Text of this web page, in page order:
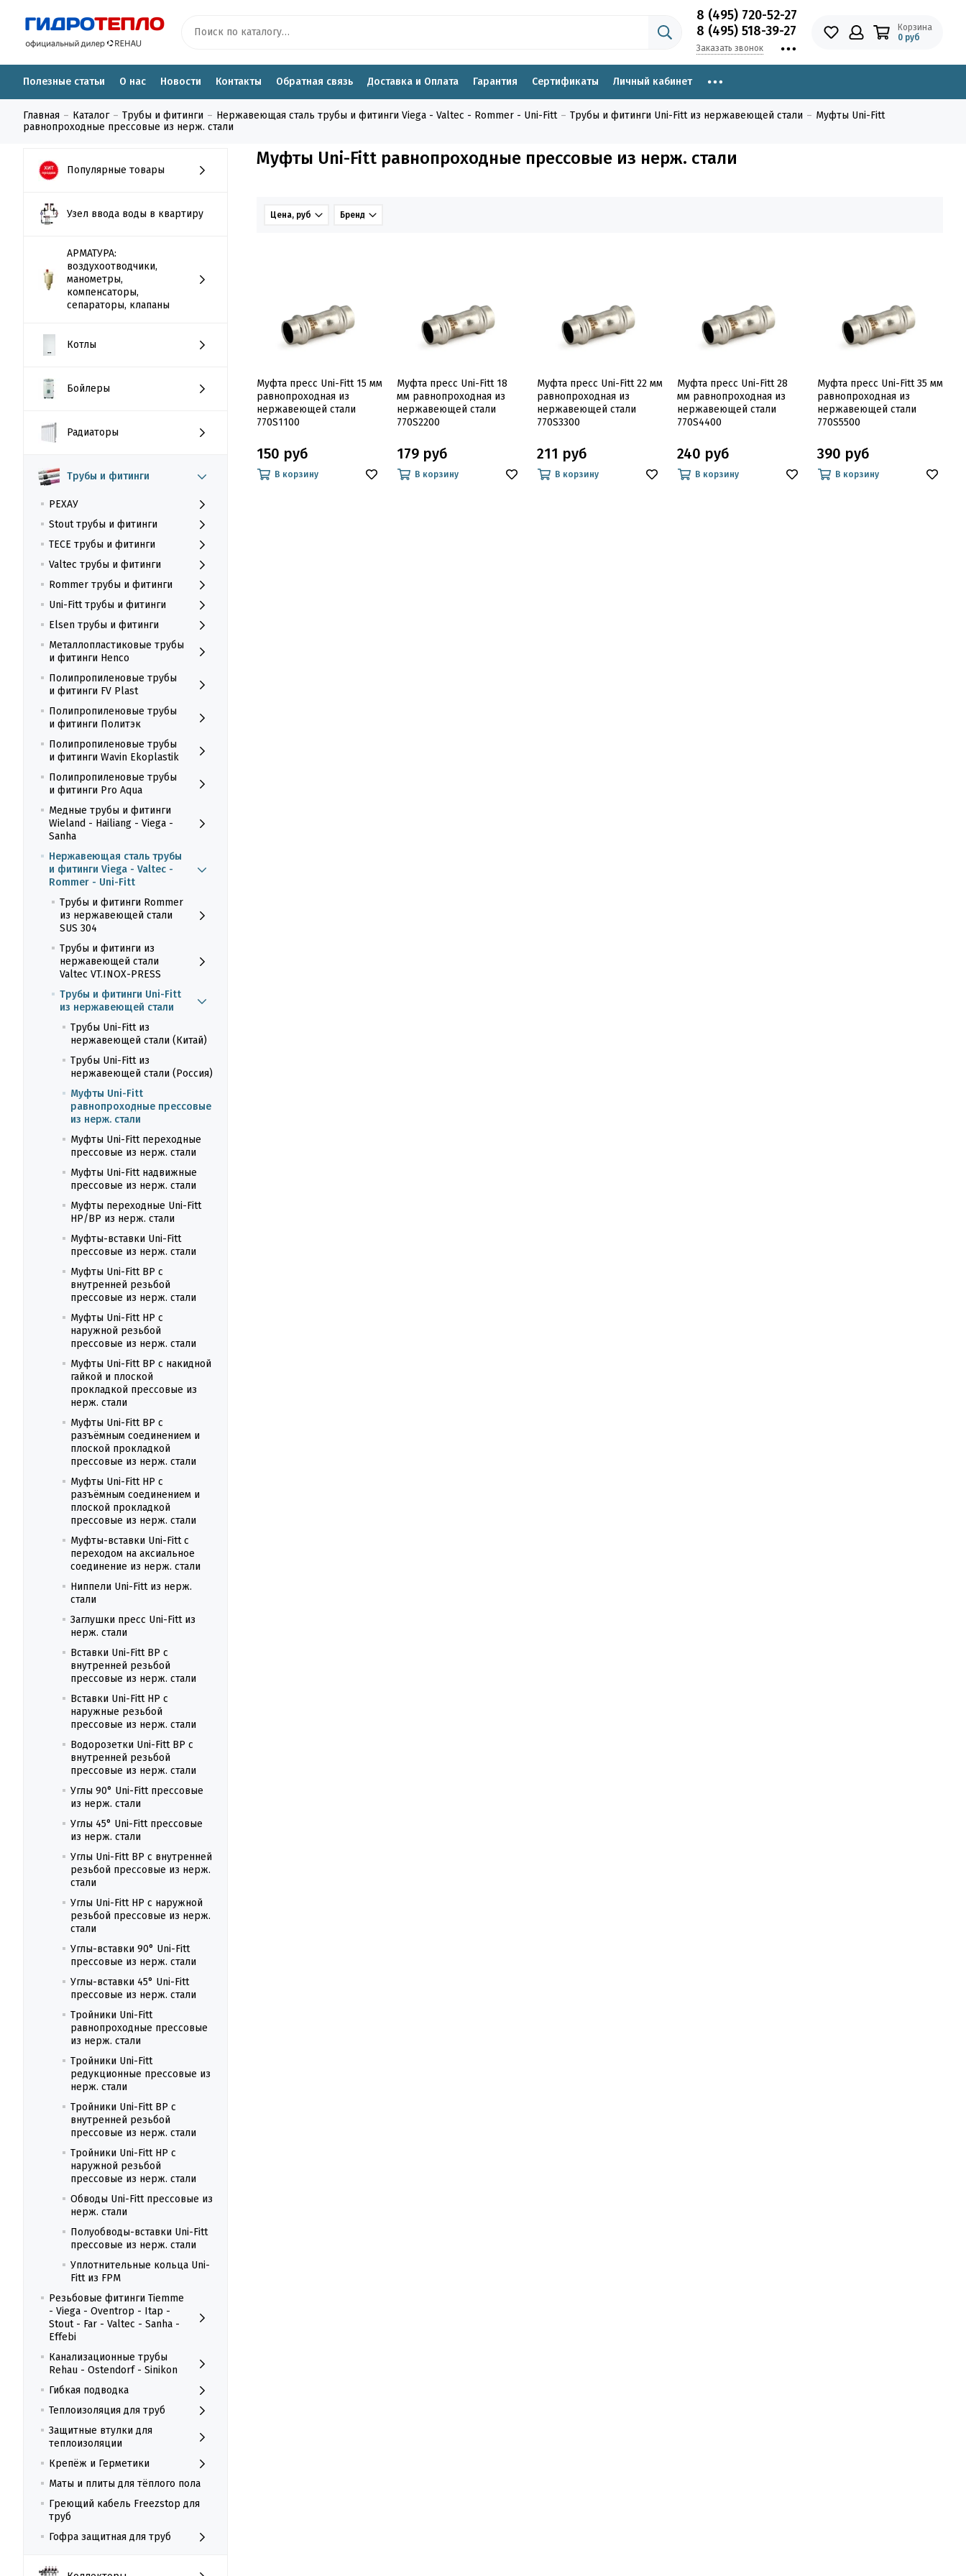
8 (495) 720-52-27
8 (495) 518-39-27
Заказать звонок
Корзина
0 руб
Полезные статьи О нас Новости Контакты Обратная связь Доставка и Оплата Гарантия Сертификаты Личный кабинет
Главная Каталог Трубы и фитинги Нержавеющая сталь трубы и фитинги Viega - Valtec - Rommer - Uni-Fitt Трубы и фитинги Uni-Fitt из нержавеющей стали
Муфты Uni-Fitt
равнопроходные прессовые из нерж. стали
Популярные товары
Узел ввода воды в квартиру
АРМАТУРА:
воздухоотводчики,
манометры,
компенсаторы,
сепараторы, клапаны
Котлы
Бойлеры
Радиаторы
Трубы и фитинги
РЕХАУ
Stout трубы и фитинги
TECE трубы и фитинги
Valtec трубы и фитинги
Rommer трубы и фитинги
Uni-Fitt трубы и фитинги
Elsen трубы и фитинги
Металлопластиковые трубы
и фитинги Henco
Полипропиленовые трубы
и фитинги FV Plast
Полипропиленовые трубы
и фитинги Политэк
Полипропиленовые трубы
и фитинги Wavin Ekoplastik
Полипропиленовые трубы
и фитинги Pro Aqua
Медные трубы и фитинги
Wieland - Hailiang - Viega -
Sanha
Нержавеющая сталь трубы
и фитинги Viega - Valtec -
Rommer - Uni-Fitt
Трубы и фитинги Rommer
из нержавеющей стали
SUS 304
Трубы и фитинги из
нержавеющей стали
Valtec VT.INOX-PRESS
Трубы и фитинги Uni-Fitt
из нержавеющей стали
Трубы Uni-Fitt из
нержавеющей стали (Китай)
Трубы Uni-Fitt из
нержавеющей стали (Россия)
Муфты Uni-Fitt
равнопроходные прессовые
из нерж. стали
Муфты Uni-Fitt переходные
прессовые из нерж. стали
Муфты Uni-Fitt надвижные
прессовые из нерж. стали
Муфты переходные Uni-Fitt
НР/ВР из нерж. стали
Муфты-вставки Uni-Fitt
прессовые из нерж. стали
Муфты Uni-Fitt ВР с
внутренней резьбой
прессовые из нерж. стали
Муфты Uni-Fitt НР с
наружной резьбой
прессовые из нерж. стали
Муфты Uni-Fitt ВР с накидной
гайкой и плоской
прокладкой прессовые из
нерж. стали
Муфты Uni-Fitt ВР с
разъёмным соединением и
плоской прокладкой
прессовые из нерж. стали
Муфты Uni-Fitt НР с
разъёмным соединением и
плоской прокладкой
прессовые из нерж. стали
Муфты-вставки Uni-Fitt с
переходом на аксиальное
соединение из нерж. стали
Ниппели Uni-Fitt из нерж.
стали
Заглушки пресс Uni-Fitt из
нерж. стали
Вставки Uni-Fitt ВР с
внутренней резьбой
прессовые из нерж. стали
Вставки Uni-Fitt НР с
наружные резьбой
прессовые из нерж. стали
Водорозетки Uni-Fitt ВР с
внутренней резьбой
прессовые из нерж. стали
Углы 90° Uni-Fitt прессовые
из нерж. стали
Углы 45° Uni-Fitt прессовые
из нерж. стали
Углы Uni-Fitt ВР с внутренней
резьбой прессовые из нерж.
стали
Углы Uni-Fitt НР с наружной
резьбой прессовые из нерж.
стали
Углы-вставки 90° Uni-Fitt
прессовые из нерж. стали
Углы-вставки 45° Uni-Fitt
прессовые из нерж. стали
Тройники Uni-Fitt
равнопроходные прессовые
из нерж. стали
Тройники Uni-Fitt
редукционные прессовые из
нерж. стали
Тройники Uni-Fitt ВР с
внутренней резьбой
прессовые из нерж. стали
Тройники Uni-Fitt НР с
наружной резьбой
прессовые из нерж. стали
Обводы Uni-Fitt прессовые из
нерж. стали
Полуобводы-вставки Uni-Fitt
прессовые из нерж. стали
Уплотнительные кольца Uni-
Fitt из FPM
Резьбовые фитинги Tiemme
- Viega - Oventrop - Itap -
Stout - Far - Valtec - Sanha -
Effebi
Канализационные трубы
Rehau - Ostendorf - Sinikon
Гибкая подводка
Теплоизоляция для труб
Защитные втулки для
теплоизоляции
Крепёж и Герметики
Маты и плиты для тёплого пола
Греющий кабель Freezstop для
труб
Гофра защитная для труб
Муфты Uni-Fitt равнопроходные прессовые из нерж. стали
Цена, руб Бренд
Муфта пресс Uni-Fitt 15 мм
равнопроходная из
нержавеющей стали
770S1100
150 руб
В корзину
Муфта пресс Uni-Fitt 18
мм равнопроходная из
нержавеющей стали
770S2200
179 руб
В корзину
Муфта пресс Uni-Fitt 22 мм
равнопроходная из
нержавеющей стали
770S3300
211 руб
В корзину
Муфта пресс Uni-Fitt 28
мм равнопроходная из
нержавеющей стали
770S4400
240 руб
В корзину
Муфта пресс Uni-Fitt 35 мм
равнопроходная из
нержавеющей стали
770S5500
390 руб
В корзину